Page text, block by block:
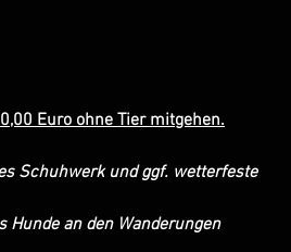
Euro ohne Tier mitgehen.
Schuhwerk und ggf. wetterfeste
Hunde an den Wanderungen